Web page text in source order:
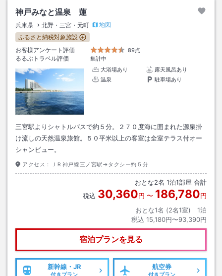
神戸みなと温泉 蓮
兵庫県 北野・三宮・元町
地図
ふるさと納税対象施設
お客様アンケート評価
89点
るるぶトラベル評価
集計中
大浴場あり
露天風呂あり
温泉
駐車場あり
三宮駅よりシャトルバスで約５分。２７０度海に囲まれた源泉掛
け流しの天然温泉旅館。５０平米以上の客室は全室テラス付オー
シャンビュー。
アクセス： ＪＲ神戸線三ノ宮駅→タクシー約５分
おとな2名 1泊1部屋 合計
税込 30,360円 〜 186,780円
おとな1名 (2名1室)｜ 1泊
税込 15,180円〜93,390円
宿泊プランを見る
新幹線・JR 航空券